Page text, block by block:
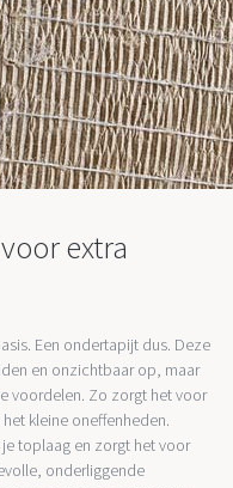
voor extra
Een ondertapijt dus. Deze
en onzichtbaar op, maar
voordelen. Zo zorgt het voor
kleine oneffenheden.
toplaag en zorgt het voor
onderliggende